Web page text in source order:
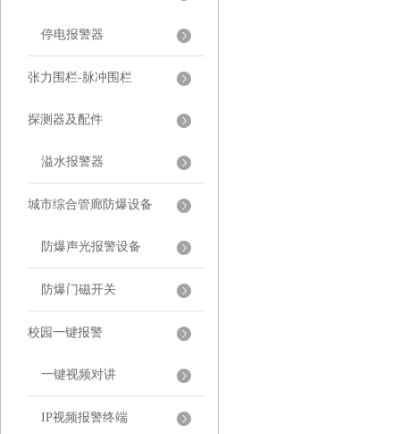
停电报警器
张力围栏-脉冲围栏
探测器及配件
溢水报警器
城市综合管廊防爆设备
防爆声光报警设备
防爆门磁开关
校园一键报警
一键视频对讲
IP视频报警终端